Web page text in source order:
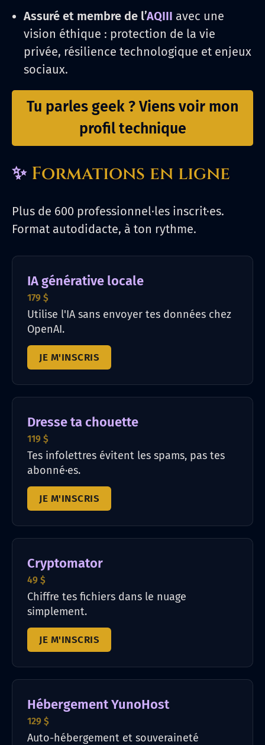
Assuré et membre de l’AQIII avec une
vision éthique : protection de la vie
privée, résilience technologique et enjeux
sociaux.
Tu parles geek ? Viens voir mon
profil technique
✨Formations en ligne
Plus de 600 professionnel·les inscrit·es.
Format autodidacte, à ton rythme.
IA générative locale
179 $
Utilise l'IA sans envoyer tes données chez
OpenAI.
JE M'INSCRIS
Dresse ta chouette
119 $
Tes infolettres évitent les spams, pas tes
abonné·es.
JE M'INSCRIS
Cryptomator
49 $
Chiffre tes fichiers dans le nuage
simplement.
JE M'INSCRIS
Hébergement YunoHost
129 $
Auto-hébergement et souveraineté